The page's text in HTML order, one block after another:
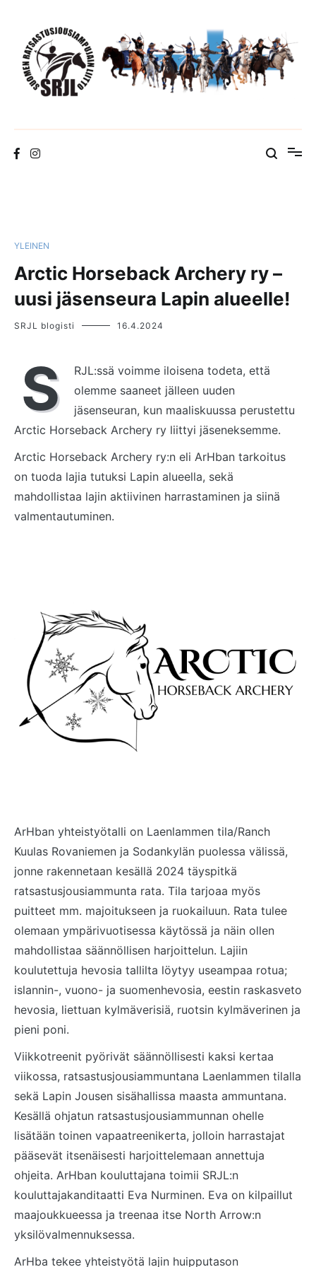
content
YLEINEN
Arctic Horseback Archery ry –
uusi jäsenseura Lapin alueelle!
SRJL blogisti 16.4.2024
S
RJL:ssä voimme iloisena todeta, että
olemme saaneet jälleen uuden
jäsenseuran, kun maaliskuussa perustettu
Arctic Horseback Archery ry liittyi jäseneksemme.
Arctic Horseback Archery ry:n eli ArHban tarkoitus
on tuoda lajia tutuksi Lapin alueella, sekä
mahdollistaa lajin aktiivinen harrastaminen ja siinä
valmentautuminen.
ArHban yhteistyötalli on Laenlammen tila/Ranch
Kuulas Rovaniemen ja Sodankylän puolessa välissä,
jonne rakennetaan kesällä 2024 täyspitkä
ratsastusjousiammunta rata. Tila tarjoaa myös
puitteet mm. majoitukseen ja ruokailuun. Rata tulee
olemaan ympärivuotisessa käytössä ja näin ollen
mahdollistaa säännöllisen harjoittelun. Lajiin
koulutettuja hevosia tallilta löytyy useampaa rotua;
islannin-, vuono- ja suomenhevosia, eestin raskasveto
hevosia, liettuan kylmäverisiä, ruotsin kylmäverinen ja
pieni poni.
Viikkotreenit pyörivät säännöllisesti kaksi kertaa
viikossa, ratsastusjousiammuntana Laenlammen tilalla
sekä Lapin Jousen sisähallissa maasta ammuntana.
Kesällä ohjatun ratsastusjousiammunnan ohelle
lisätään toinen vapaatreenikerta, jolloin harrastajat
pääsevät itsenäisesti harjoittelemaan annettuja
ohjeita. ArHban kouluttajana toimii SRJL:n
kouluttajakanditaatti Eva Nurminen. Eva on kilpaillut
maajoukkueessa ja treenaa itse North Arrow:n
yksilövalmennuksessa.
ArHba tekee yhteistyötä lajin huipputason